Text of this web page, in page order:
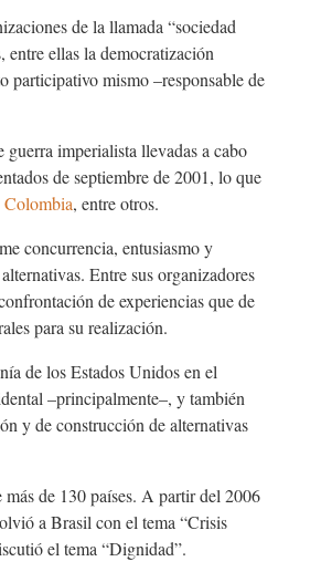
de la llamada “sociedad
ellas la democratización
participativo mismo –responsable de
imperialista llevadas a cabo
de septiembre de 2001, lo que
Colombia, entre otros.
concurrencia, entusiasmo y
Entre sus organizadores
de experiencias que de
para su realización.
de los Estados Unidos en el
–principalmente–, y también
y de construcción de alternativas
de 130 países. A partir del 2006
a Brasil con el tema “Crisis
el tema “Dignidad”.